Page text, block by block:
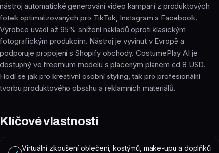
nástroj automatické generování video kampaní z produktových
fotek optimalizovaných pro TikTok, Instagram a Facebook.
Výrobce uvádí až 95% snížení nákladů oproti klasickým
fotografickým produkcím. Nástroj je vyvinut v Evropě a
podporuje propojení s Shopify obchody. CostumePlay AI je
dostupný ve freemium modelu s placeným plánem od 8 USD.
Hodí se jak pro kreativní osobní styling, tak pro profesionální
tvorbu produktového obsahu a reklamních materiálů.
Klíčové vlastnosti
Virtuální zkoušení oblečení, kostýmů, make-upu a doplňků